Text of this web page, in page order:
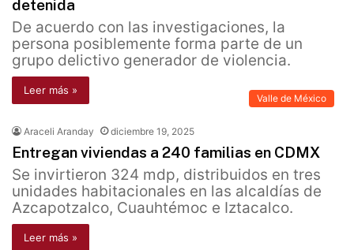
detenida
De acuerdo con las investigaciones, la
persona posiblemente forma parte de un
grupo delictivo generador de violencia.
Leer más »
Valle de México
Araceli Aranday diciembre 19, 2025
Entregan viviendas a 240 familias en CDMX
Se invirtieron 324 mdp, distribuidos en tres
unidades habitacionales en las alcaldías de
Azcapotzalco, Cuauhtémoc e Iztacalco.
Leer más »